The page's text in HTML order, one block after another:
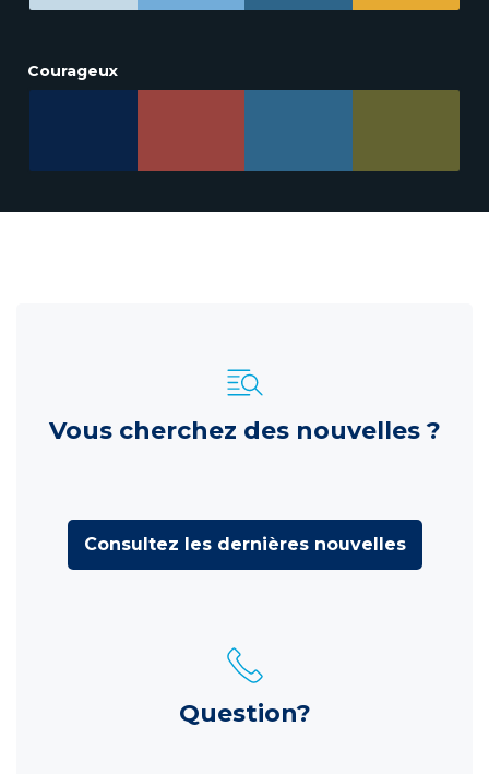
Courageux
Vous cherchez des nouvelles ?
Consultez les dernières nouvelles
Question?